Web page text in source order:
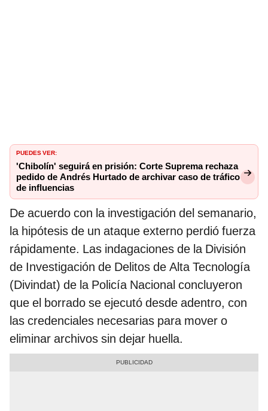
PUEDES VER:
'Chibolín' seguirá en prisión: Corte Suprema rechaza
pedido de Andrés Hurtado de archivar caso de tráfico
de influencias
De acuerdo con la investigación del semanario,
la hipótesis de un ataque externo perdió fuerza
rápidamente. Las indagaciones de la División
de Investigación de Delitos de Alta Tecnología
(Divindat) de la Policía Nacional concluyeron
que el borrado se ejecutó desde adentro, con
las credenciales necesarias para mover o
eliminar archivos sin dejar huella.